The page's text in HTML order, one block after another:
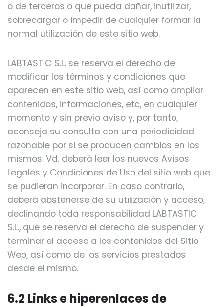
o de terceros o que pueda dañar, inutilizar,
sobrecargar o impedir de cualquier formar la
normal utilización de este sitio web.
LABTASTIC S.L. se reserva el derecho de
modificar los términos y condiciones que
aparecen en este sitio web, así como ampliar
contenidos, informaciones, etc, en cualquier
momento y sin previo aviso y, por tanto,
aconseja su consulta con una periodicidad
razonable por si se producen cambios en los
mismos. Vd. deberá leer los nuevos Avisos
Legales y Condiciones de Uso del sitio web que
se pudieran incorporar. En caso contrario,
deberá abstenerse de su utilización y acceso,
declinando toda responsabilidad LABTASTIC
S.L., que se reserva el derecho de suspender y
terminar el acceso a los contenidos del Sitio
Web, así como de los servicios prestados
desde el mismo.
6.2 Links e hiperenlaces de